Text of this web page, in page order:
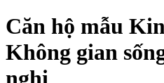
Căn hộ mẫu
Không gian